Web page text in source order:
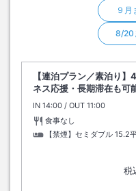
９
8/20
【連泊プラン／素泊り
ネス応援・長期滞在も可
IN チェックイン
14:00 / OUT チェックアウト
11:00
食事なし
【禁煙】セミダブル 15.2
税